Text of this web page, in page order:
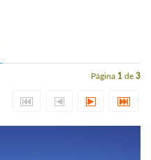
Página 1 de 3